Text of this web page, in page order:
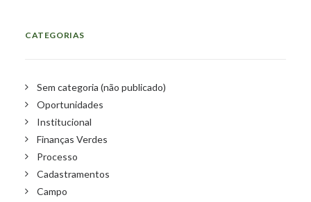
CATEGORIAS
Sem categoria (não publicado)
Oportunidades
Institucional
Finanças Verdes
Processo
Cadastramentos
Campo